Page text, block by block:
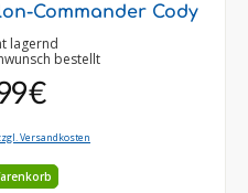
Commander Cody
lagernd
bestellt
€
Versandkosten